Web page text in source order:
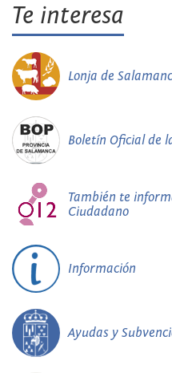
Te interesa
Lonja de
Boletín Oficial de
También te
Ciudadano
Información
Ayudas y